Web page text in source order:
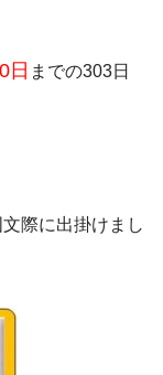
日 までの303日
際に出掛けまし